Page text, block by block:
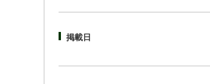
掲載日